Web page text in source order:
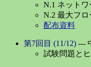
N.1 ネットワ
N.2 最大フロ
配布資料
第7回目 (11/12) ---
試験問題とヒ